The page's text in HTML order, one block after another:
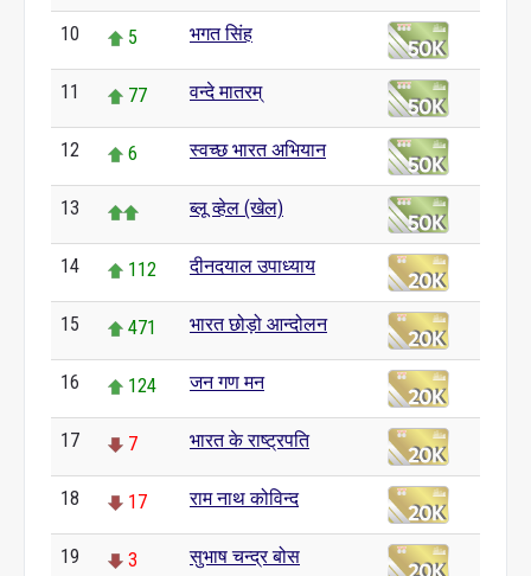
10 5 भगत सिंह
11 77 वन्दे मातरम्
12 6 स्वच्छ भारत अभियान
13 ब्लू व्हेल (खेल)
14 112 दीनदयाल उपाध्याय
15 471 भारत छोड़ो आन्दोलन
16 124 जन गण मन
17 7 भारत के राष्ट्रपति
18 17 राम नाथ कोविन्द
19 3 सुभाष चन्द्र बोस